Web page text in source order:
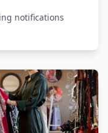
notifications